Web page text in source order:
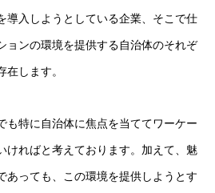
導入しようとしている企業、そこで仕
ョンの環境を提供する自治体のそれぞ
します。
も特に自治体に焦点を当ててワーケー
ければと考えております。加えて、魅
あっても、この環境を提供しようとす